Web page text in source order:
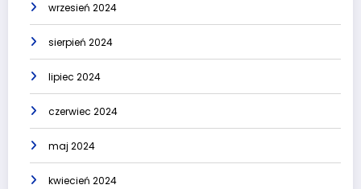
wrzesień 2024
sierpień 2024
lipiec 2024
czerwiec 2024
maj 2024
kwiecień 2024